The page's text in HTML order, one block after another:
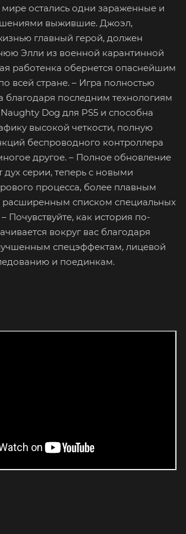
остались одни зараженные и
выжившие. Джоэл,
главный герой, должен
Элли из военной карантинной
работенка обернется опаснейшим
всей стране. – Игра полностью
благодаря последним технологиям
Dog для PS5 и способна
высокой четкости, полную
беспроводного контроллера
другое. – Полное обновление
дух серии, теперь с новыми
процесса, более плавным
расширенным списком специальных
Почувствуйте, как история по-
вокруг вас благодаря
спецэффектам, лицевой
и поединкам.